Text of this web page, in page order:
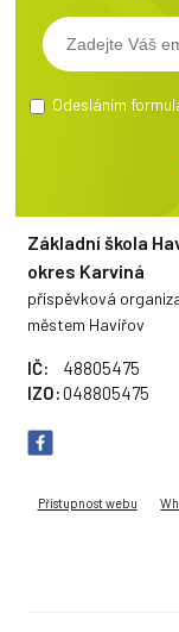
Odesláním
Základní škola
okres Karviná
příspěvková
městem Havířov
IČ:
48805475
IZO:048805475
Přístupnost webu